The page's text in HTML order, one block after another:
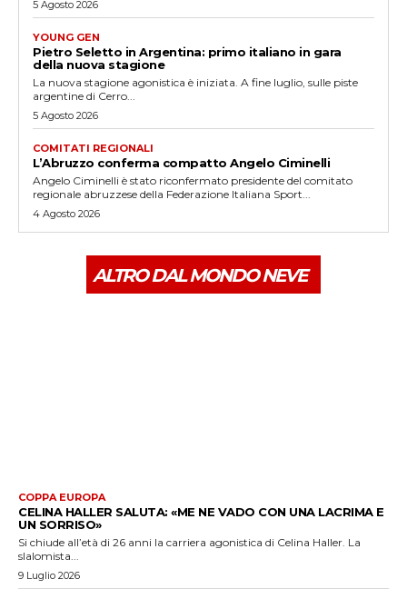
5 Agosto 2026
YOUNG GEN
Pietro Seletto in Argentina: primo italiano in gara
della nuova stagione
La nuova stagione agonistica è iniziata. A fine luglio, sulle piste
argentine di Cerro...
5 Agosto 2026
COMITATI REGIONALI
L’Abruzzo conferma compatto Angelo Ciminelli
Angelo Ciminelli è stato riconfermato presidente del comitato
regionale abruzzese della Federazione Italiana Sport...
4 Agosto 2026
ALTRO DAL MONDO NEVE
COPPA EUROPA
CELINA HALLER SALUTA: «ME NE VADO CON UNA LACRIMA E
UN SORRISO»
Si chiude all’età di 26 anni la carriera agonistica di Celina Haller. La
slalomista...
9 Luglio 2026